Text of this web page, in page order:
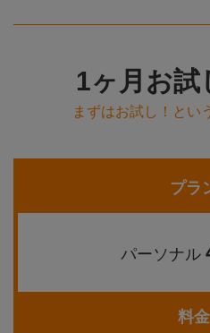
1ヶ月お試
まずはお試し！とい
プラ
パーソナル
料金